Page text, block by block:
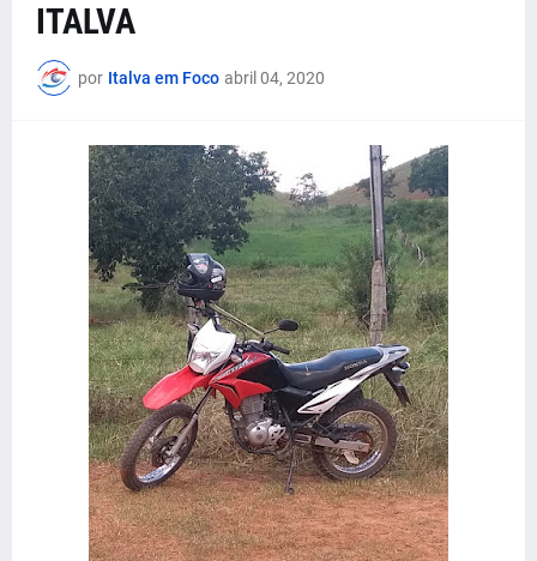
ITALVA
por Italva em Foco abril 04, 2020